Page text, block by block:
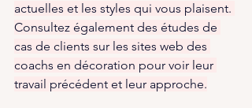
actuelles et les styles qui vous plaisent.
Consultez également des études de
cas de clients sur les sites web des
coachs en décoration pour voir leur
travail précédent et leur approche.